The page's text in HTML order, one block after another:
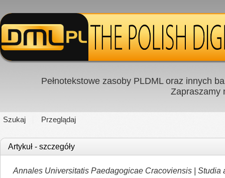
Pełnotekstowe zasoby PLDML oraz innych
Zapraszamy
Szukaj Przeglądaj
Artykuł - szczegóły
Annales Universitatis Paedagogicae Cracoviensis | Studia